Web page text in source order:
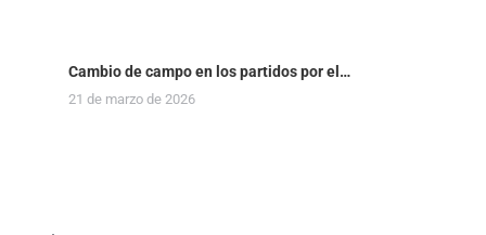
Cambio de campo en los partidos por el…
21 de marzo de 2026